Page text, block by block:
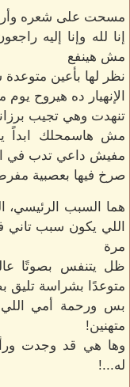
مسحت على شعره
إنا لله وإنا إليه
مش هينفع
نظر لها بأعين
الإنهيار ده هيروح يوم
تنهدت وهي تجيب
مش هاسمحلك ابداً
مفيش داعي تدب في
صرخ فيها بعصبية
هما السبب
اللي يكون سبب تاني
مرة
ظل يتنفس بصوتًا
متوعدًا بشراسة تليق
بس ورحمة أمي اللي
متهنين!
وها هي قد وجدت
له...!